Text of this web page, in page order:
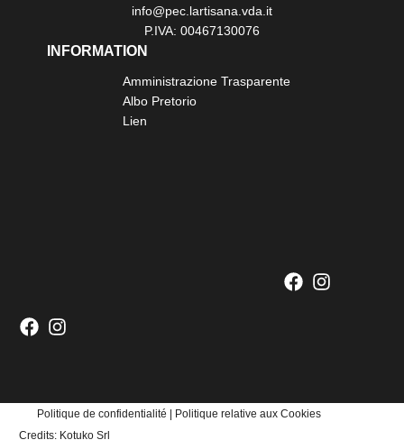
info@pec.lartisana.vda.it
P.IVA: 00467130076
INFORMATION
Amministrazione Trasparente
Albo Pretorio
Lien
Politique de confidentialité
Politique relative aux Cookies
Credits: Kotuko Srl